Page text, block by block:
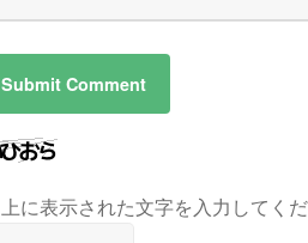
上に表示された文字を入力してく